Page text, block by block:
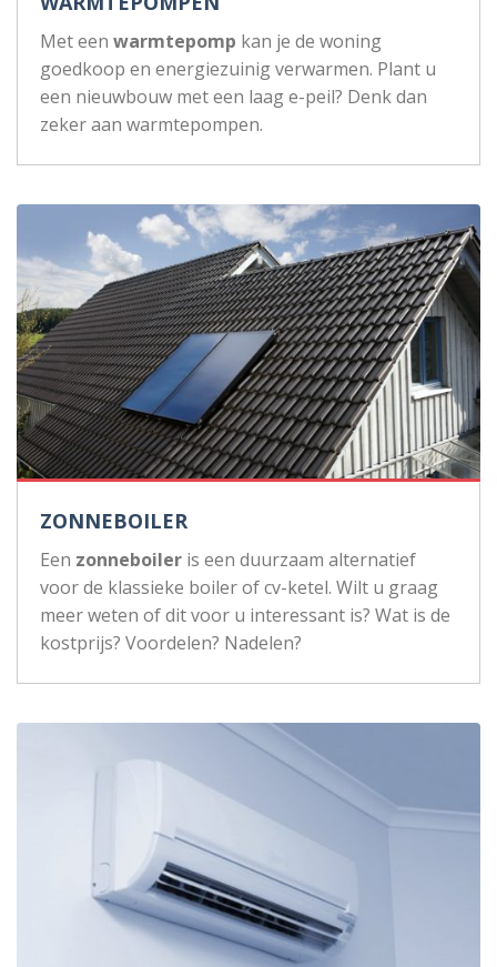
Met een warmtepomp kan je de woning
goedkoop en energiezuinig verwarmen. Plant u
een nieuwbouw met een laag e-peil? Denk dan
zeker aan warmtepompen.
ZONNEBOILER
Een zonneboiler is een duurzaam alternatief
voor de klassieke boiler of cv-ketel. Wilt u graag
meer weten of dit voor u interessant is? Wat is de
kostprijs? Voordelen? Nadelen?